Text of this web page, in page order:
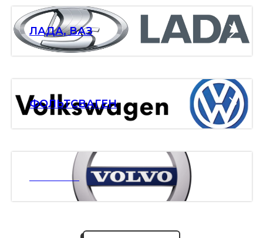
ЛАДА, ВАЗ
ФОЛЬТСВАГЕН
ВОЛЬВО